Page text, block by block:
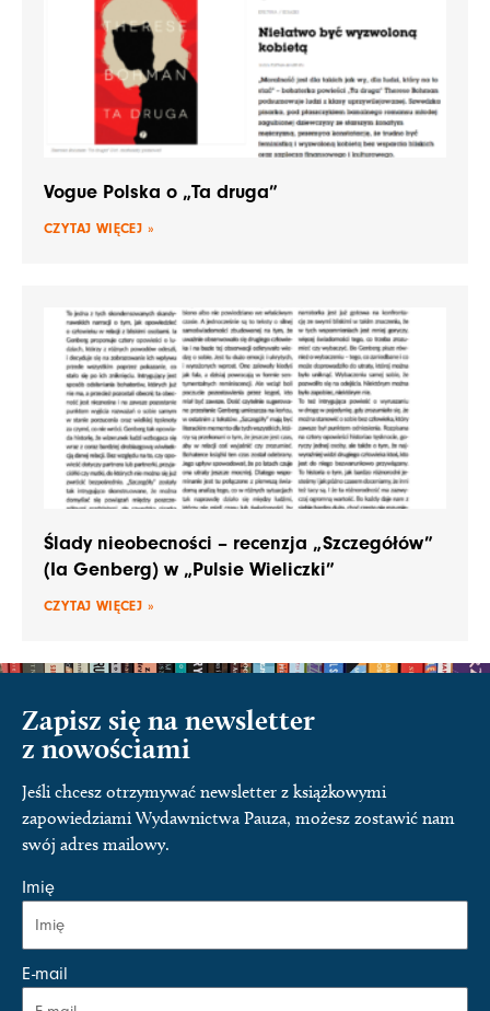
Vogue Polska o „Ta druga”
CZYTAJ WIĘCEJ »
Ślady nieobecności – recenzja „Szczegółów”
(Ia Genberg) w „Pulsie Wieliczki”
CZYTAJ WIĘCEJ »
Zapisz się na newsletter
z nowościami
Jeśli chcesz otrzymywać newsletter z książkowymi
zapowiedziami Wydawnictwa Pauza, możesz zostawić nam
swój adres mailowy.
Imię
E-mail